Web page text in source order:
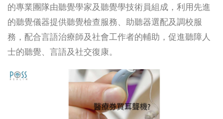
的專業團隊由聽覺學家及聽覺學技術員組成，利用先進
的聽覺儀器提供聽覺檢查服務、助聽器選配及調校服
務，配合言語治療師及社會工作者的輔助，促進聽障人
士的聽覺、言語及社交復康。